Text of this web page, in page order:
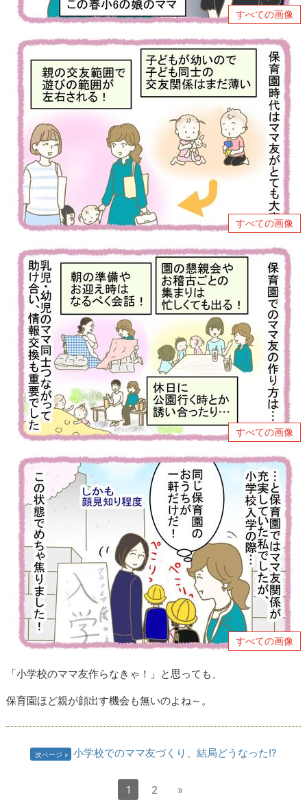
すべての画像
すべての画像
すべての画像
すべての画像
「小学校のママ友作らなきゃ！」と思っても、
保育園ほど親が顔出す機会も無いのよね～。
次ページ 小学校でのママ友づくり、結局どうなった!?
1 2 »